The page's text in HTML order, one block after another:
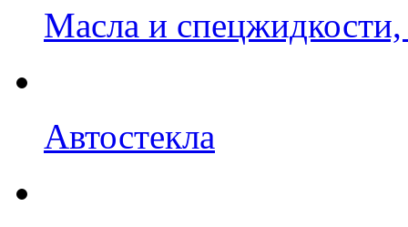
Масла и
Автостекла